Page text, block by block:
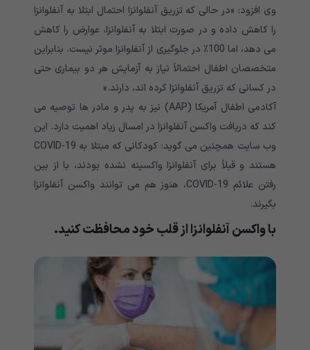
وی افزود: «در حالی که تزریق آنفلوانزا احتمال ابتلا به آنفلوانزا
را کاهش داده و در صورت ابتلا به آنفلوانزا، عوارض را کاهش
می دهد، اما 100٪ در جلوگیری از آنفلوانزا موثر نیست. بنابراین
متخصصان اطفال احتمالاً نیاز به آزمایش هر دو بیماری حتی
در کسانی که تزریق آنفلوانزا کرده اند، دارند.»
آکادمی اطفال آمریکا (AAP) نیز به پدر و مادر ها توصیه می
کند که دریافت واکسن آنفلوانزا در امسال زیاد اهمیت دارد. این
وب سایت همچنین می گوید: کودکانی که مبتلا به COVID-19
هستند و قبلاً برای آنفلوانزا واکسینه نشده بودند، با از بین
رفتن علائم COVID-19، هنوز هم می توانند واکسن آنفلوانزا
بگیرند.
با واکسن آنفلوانزا از قلب خود محافظت کنید.